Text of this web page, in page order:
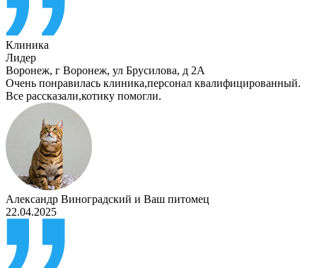
Клиника
Лидер
Воронеж, г Воронеж, ул Брусилова, д 2А
Очень понравилась клиника,персонал квалифицированный.
Все рассказали,котику помогли.
Александр Виноградский и Ваш питомец
22.04.2025